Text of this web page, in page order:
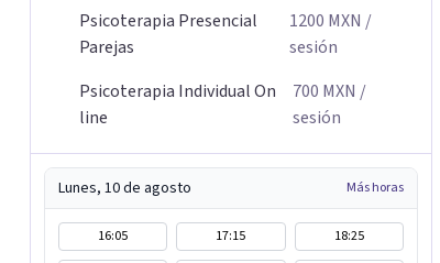
Psicoterapia Presencial
Parejas
1200 MXN /
sesión
Psicoterapia Individual On
line
700 MXN /
sesión
Lunes, 10 de agosto Más horas
16:05 17:15
18:25